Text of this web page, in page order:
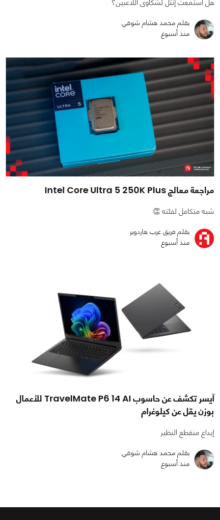
هل استمعت إنتل لشكاوى اللاعبين؟
بقلم محمد هشام شوقي
منذ أسبوع
مراجعة معالج Intel Core Ultra 5 250K Plus
شبه متكامل لفئته 👏
بقلم فريق عرب هاردوير
منذ أسبوع
آيسر تكشف عن حاسوب TravelMate P6 14 AI للأعمال
بوزن يقل عن كيلوغرام
إبداع منقطع النظير
بقلم محمد هشام شوقي
منذ أسبوع